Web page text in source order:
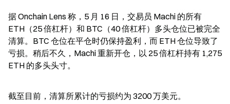
据 Onchain Lens 称，5 月 16 日，交易员 Machi 的所有
ETH（25 倍杠杆）和 BTC（40 倍杠杆）多头仓位已被完全
清算。BTC 仓位在平仓时仍保持盈利，而 ETH 仓位导致了
亏损。稍后不久，Machi 重新开仓，以 25 倍杠杆持有 1,275
ETH 的多头头寸。
截至目前，清算所累计的亏损约为 3200 万美元。